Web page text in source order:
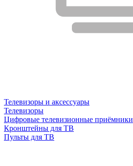
Телевизоры и аксессуары
Телевизоры
Цифровые телевизионные приёмники
Кронштейны для ТВ
Пульты для ТВ